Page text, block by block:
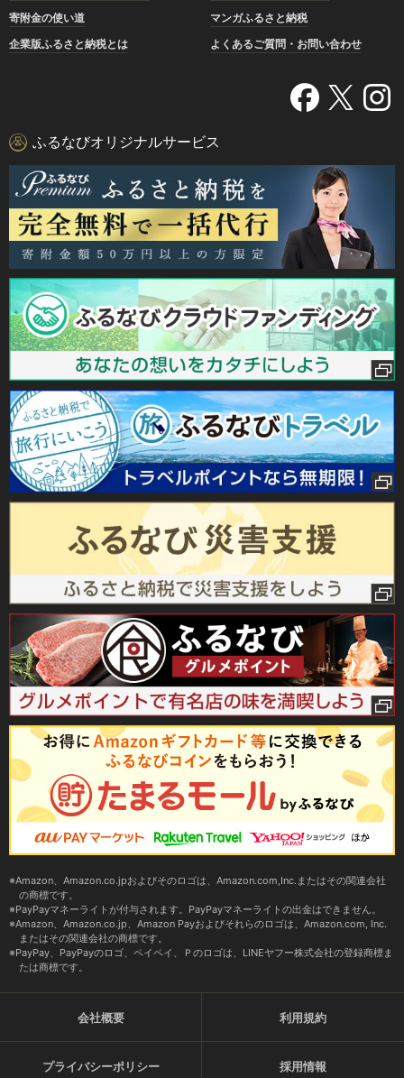
寄附金の使い道
マンガふるさと納税
企業版ふるさと納税とは
よくあるご質問・お問い合わせ
ふるなびオリジナルサービス
Amazon、Amazon.co.jpおよびそのロゴは、Amazon.com,Inc.またはその関連会社
の商標です。
PayPayマネーライトが付与されます。PayPayマネーライトの出金はできません。
Amazon、Amazon.co.jp、Amazon Payおよびそれらのロゴは、Amazon.com, Inc.
またはその関連会社の商標です。
PayPay、PayPayのロゴ、ペイペイ、Ｐのロゴは、LINEヤフー株式会社の登録商標ま
たは商標です。
会社概要 利用規約
プライバシーポリシー 採用情報